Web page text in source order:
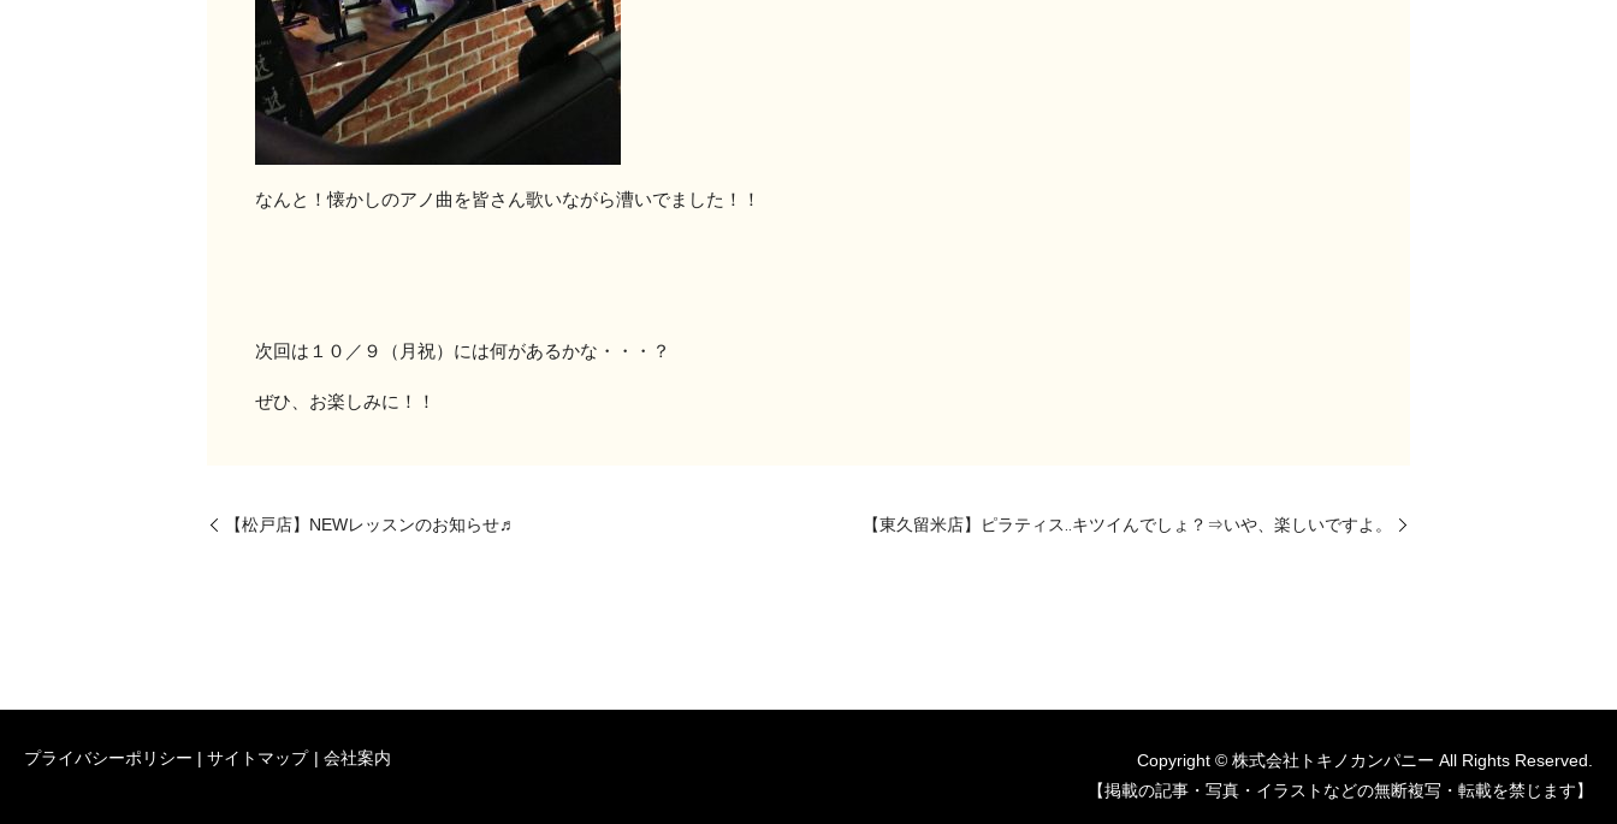
なんと！懐かしのアノ曲を皆さん歌いながら漕いでました！！
次回は１０／９（月祝）には何があるかな・・・？
ぜひ、お楽しみに！！
【松戸店】NEWレッスンのお知らせ♬ 【東久留米店】ピラティス‥キツイんでしょ？⇒いや、楽しいですよ。
プライバシーポリシー サイトマップ 会社案内
Copyright © 株式会社トキノカンパニー All Rights Reserved.
【掲載の記事・写真・イラストなどの無断複写・転載を禁じます】